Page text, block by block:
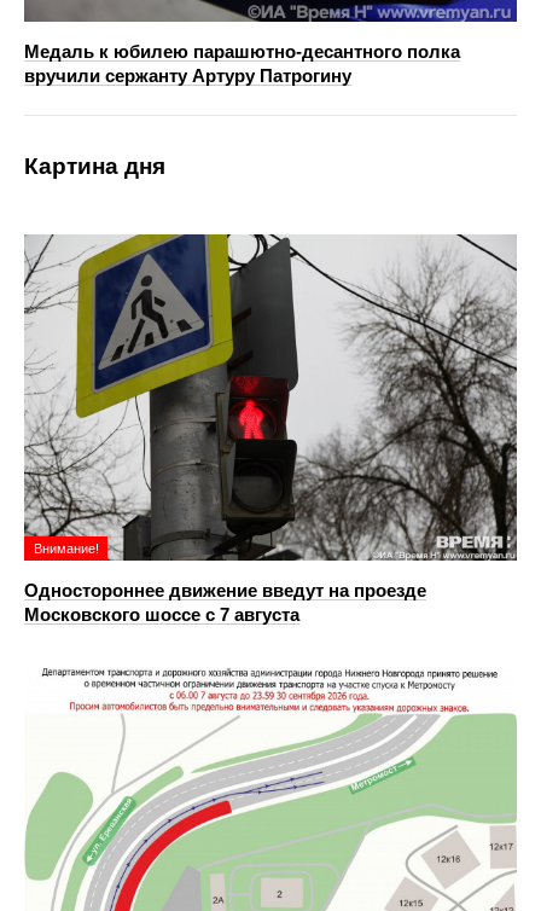
Медаль к юбилею парашютно-десантного полка
вручили сержанту Артуру Патрогину
Картина дня
Внимание!
Одностороннее движение введут на проезде
Московского шоссе с 7 августа